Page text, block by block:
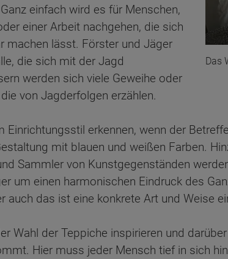
Das
einfach wird es für Menschen,
einer Arbeit nachgehen, die sich
machen lässt. Förster und Jäger
die sich mit der Jagd
werden sich viele Geweihe oder
von Jagderfolgen erzählen.
Einrichtungsstil erkennen, wenn der
mit blauen und weißen Farben.
Sammler von Kunstgegenständen
um einen harmonischen Eindruck des
auch das ist eine konkrete Art und Weise
Wahl der Teppiche inspirieren und
Hier muss jeder Mensch tief in sich